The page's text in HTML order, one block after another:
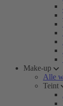
Make-up
Alle
Teint